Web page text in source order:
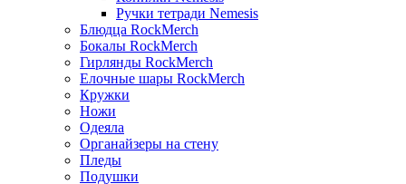
Ручки тетради Nemesis
Блюдца RockMerch
Бокалы RockMerch
Гирлянды RockMerch
Елочные шары RockMerch
Кружки
Ножи
Одеяла
Органайзеры на стену
Пледы
Подушки